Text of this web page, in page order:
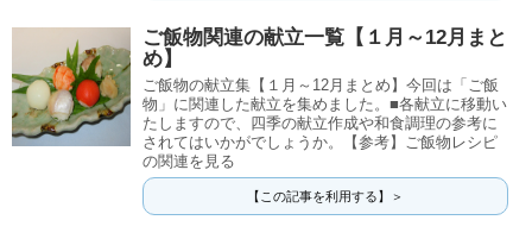
ご飯物関連の献立一覧【１月～12月まと
め】
ご飯物の献立集【１月～12月まとめ】今回は「ご飯
物」に関連した献立を集めました。■各献立に移動い
たしますので、四季の献立作成や和食調理の参考に
されてはいかがでしょうか。【参考】ご飯物レシピ
の関連を見る
【この記事を利用する】＞